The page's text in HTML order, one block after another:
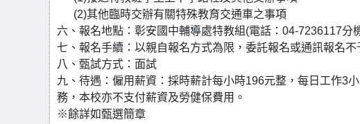
(2)其他臨時交辦有關特殊教育交通車之事項
六、報名地點：彰安國中輔導處特教組(電話： 04-7236117分
七、報名手續：以親自報名方式為限，委託報名或通訊報名不
八、甄試方式：面試
九、待遇：僱用薪資：採時薪計每小時196元整，每日工作3
務，本校亦不支付薪資及勞健保費用。
※餘詳如甄選簡章